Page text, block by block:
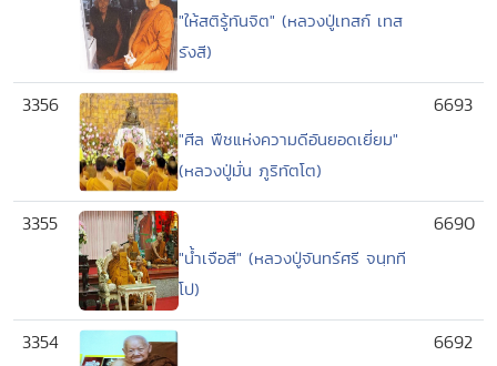
"ให้สติรู้ทันจิต" (หลวงปู่เทสก์ เทส
รังสี)
3356
"ศีล พืชแห่งความดีอันยอดเยี่ยม"
(หลวงปู่มั่น ภูริทัตโต)
6693
3355
"น้ำเจือสี" (หลวงปู่จันทร์ศรี จนฺทที
โป)
6690
3354 6692